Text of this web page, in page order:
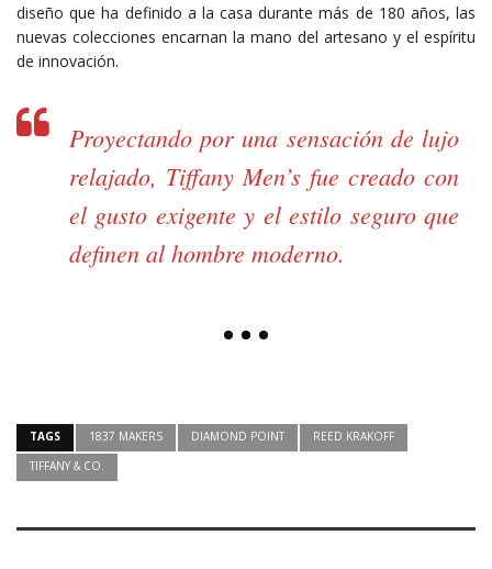
diseño que ha definido a la casa durante más de 180 años, las
nuevas colecciones encarnan la mano del artesano y el espíritu
de innovación.
Proyectando por una sensación de lujo
relajado, Tiffany Men’s fue creado con
el gusto exigente y el estilo seguro que
definen al hombre moderno.
TAGS 1837 MAKERS DIAMOND POINT
REED KRAKOFF
TIFFANY & CO.